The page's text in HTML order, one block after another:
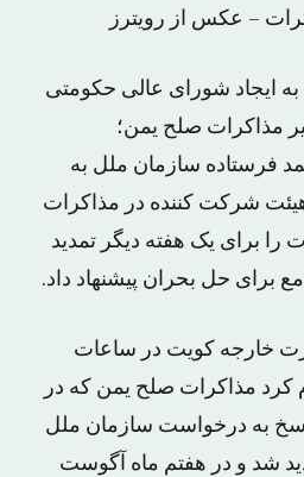
– عکس از رویترز
به ایجاد شورای عالی حکومتی
مذاکرات صلح یمن؛
فرستاده سازمان ملل به
شرکت کننده در مذاکرات
برای یک هفته دیگر تمدید
برای حل بحران پیشنهاد داد.
خارجه کویت در ساعات
کرد مذاکرات صلح یمن که در
به درخواست سازمان ملل
شد و در هفتم ماه آگوست